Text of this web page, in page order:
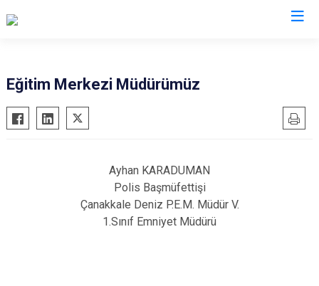
Eğitim Merkezi Müdürümüz
Ayhan KARADUMAN
Polis Başmüfettişi
Çanakkale Deniz P.E.M. Müdür V.
1.Sınıf Emniyet Müdürü